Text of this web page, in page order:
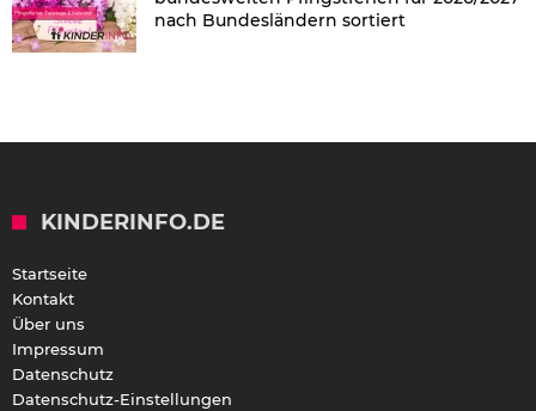
nach Bundesländern sortiert
KINDERINFO.DE
Startseite
Kontakt
Über uns
Impressum
Datenschutz
Datenschutz-Einstellungen